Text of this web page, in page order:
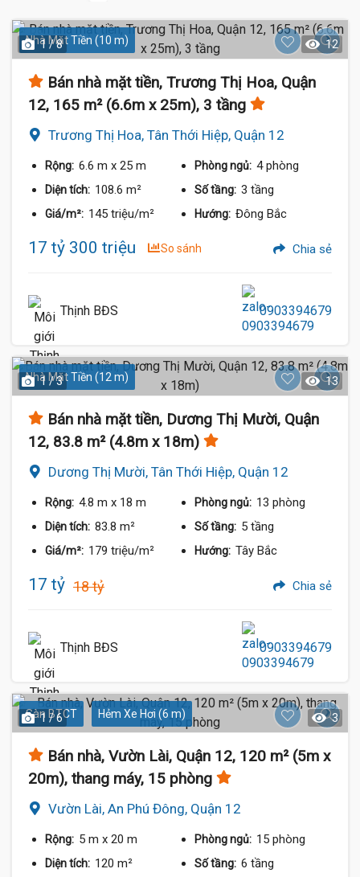
Nhà Mặt Tiền (10 m)
1 / 8 12
Bán nhà mặt tiền, Trương Thị Hoa, Quận
12, 165 m² (6.6m x 25m), 3 tầng
Trương Thị Hoa, Tân Thới Hiệp, Quận 12
Rộng: 6.6 m x 25 m Phòng ngủ: 4 phòng
Diện tích: 108.6 m² Số tầng: 3 tầng
Giá/m²: 145 triệu/m² Hướng: Đông Bắc
17 tỷ 300 triệu So sánh Chia sẻ
Thịnh BĐS 0903394679
Nhà Mặt Tiền (12 m)
1 / 3 13
Bán nhà mặt tiền, Dương Thị Mười, Quận
12, 83.8 m² (4.8m x 18m)
Dương Thị Mười, Tân Thới Hiệp, Quận 12
Rộng: 4.8 m x 18 m Phòng ngủ: 13 phòng
Diện tích: 83.8 m² Số tầng: 5 tầng
Giá/m²: 179 triệu/m² Hướng: Tây Bắc
17 tỷ 18 tỷ Chia sẻ
Thịnh BĐS 0903394679
Sàn BTCT Hẻm Xe Hơi (6 m)
1 / 6 3
Bán nhà, Vườn Lài, Quận 12, 120 m² (5m x
20m), thang máy, 15 phòng
Vườn Lài, An Phú Đông, Quận 12
Rộng: 5 m x 20 m Phòng ngủ: 15 phòng
Diện tích: 120 m² Số tầng: 6 tầng